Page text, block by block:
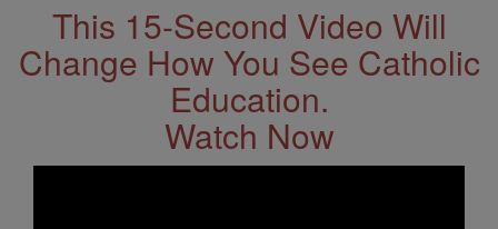
This 15-Second Video Will
Change How You See Catholic
Education.
Watch Now